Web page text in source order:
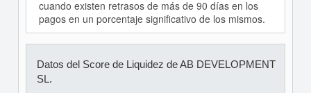
cuando existen retrasos de más de 90 días en los
pagos en un porcentaje significativo de los mismos.
Datos del Score de Liquidez de AB DEVELOPMENT
SL.